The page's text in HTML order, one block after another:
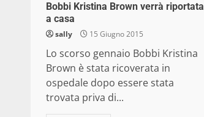
Bobbi Kristina Brown verrà riportata
a casa
sally 15 Giugno 2015
Lo scorso gennaio Bobbi Kristina
Brown è stata ricoverata in
ospedale dopo essere stata
trovata priva di...